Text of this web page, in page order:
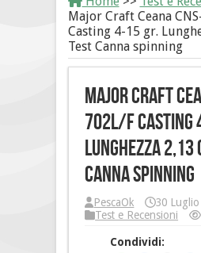
Major Craft Ceana
Casting 4-15 gr.
Test Canna spinning
Major Craft
702L/F Casting
Lunghezza 2,13
Canna spinning
PescaOk
30 Luglio
Test e Recensioni
Condividi: